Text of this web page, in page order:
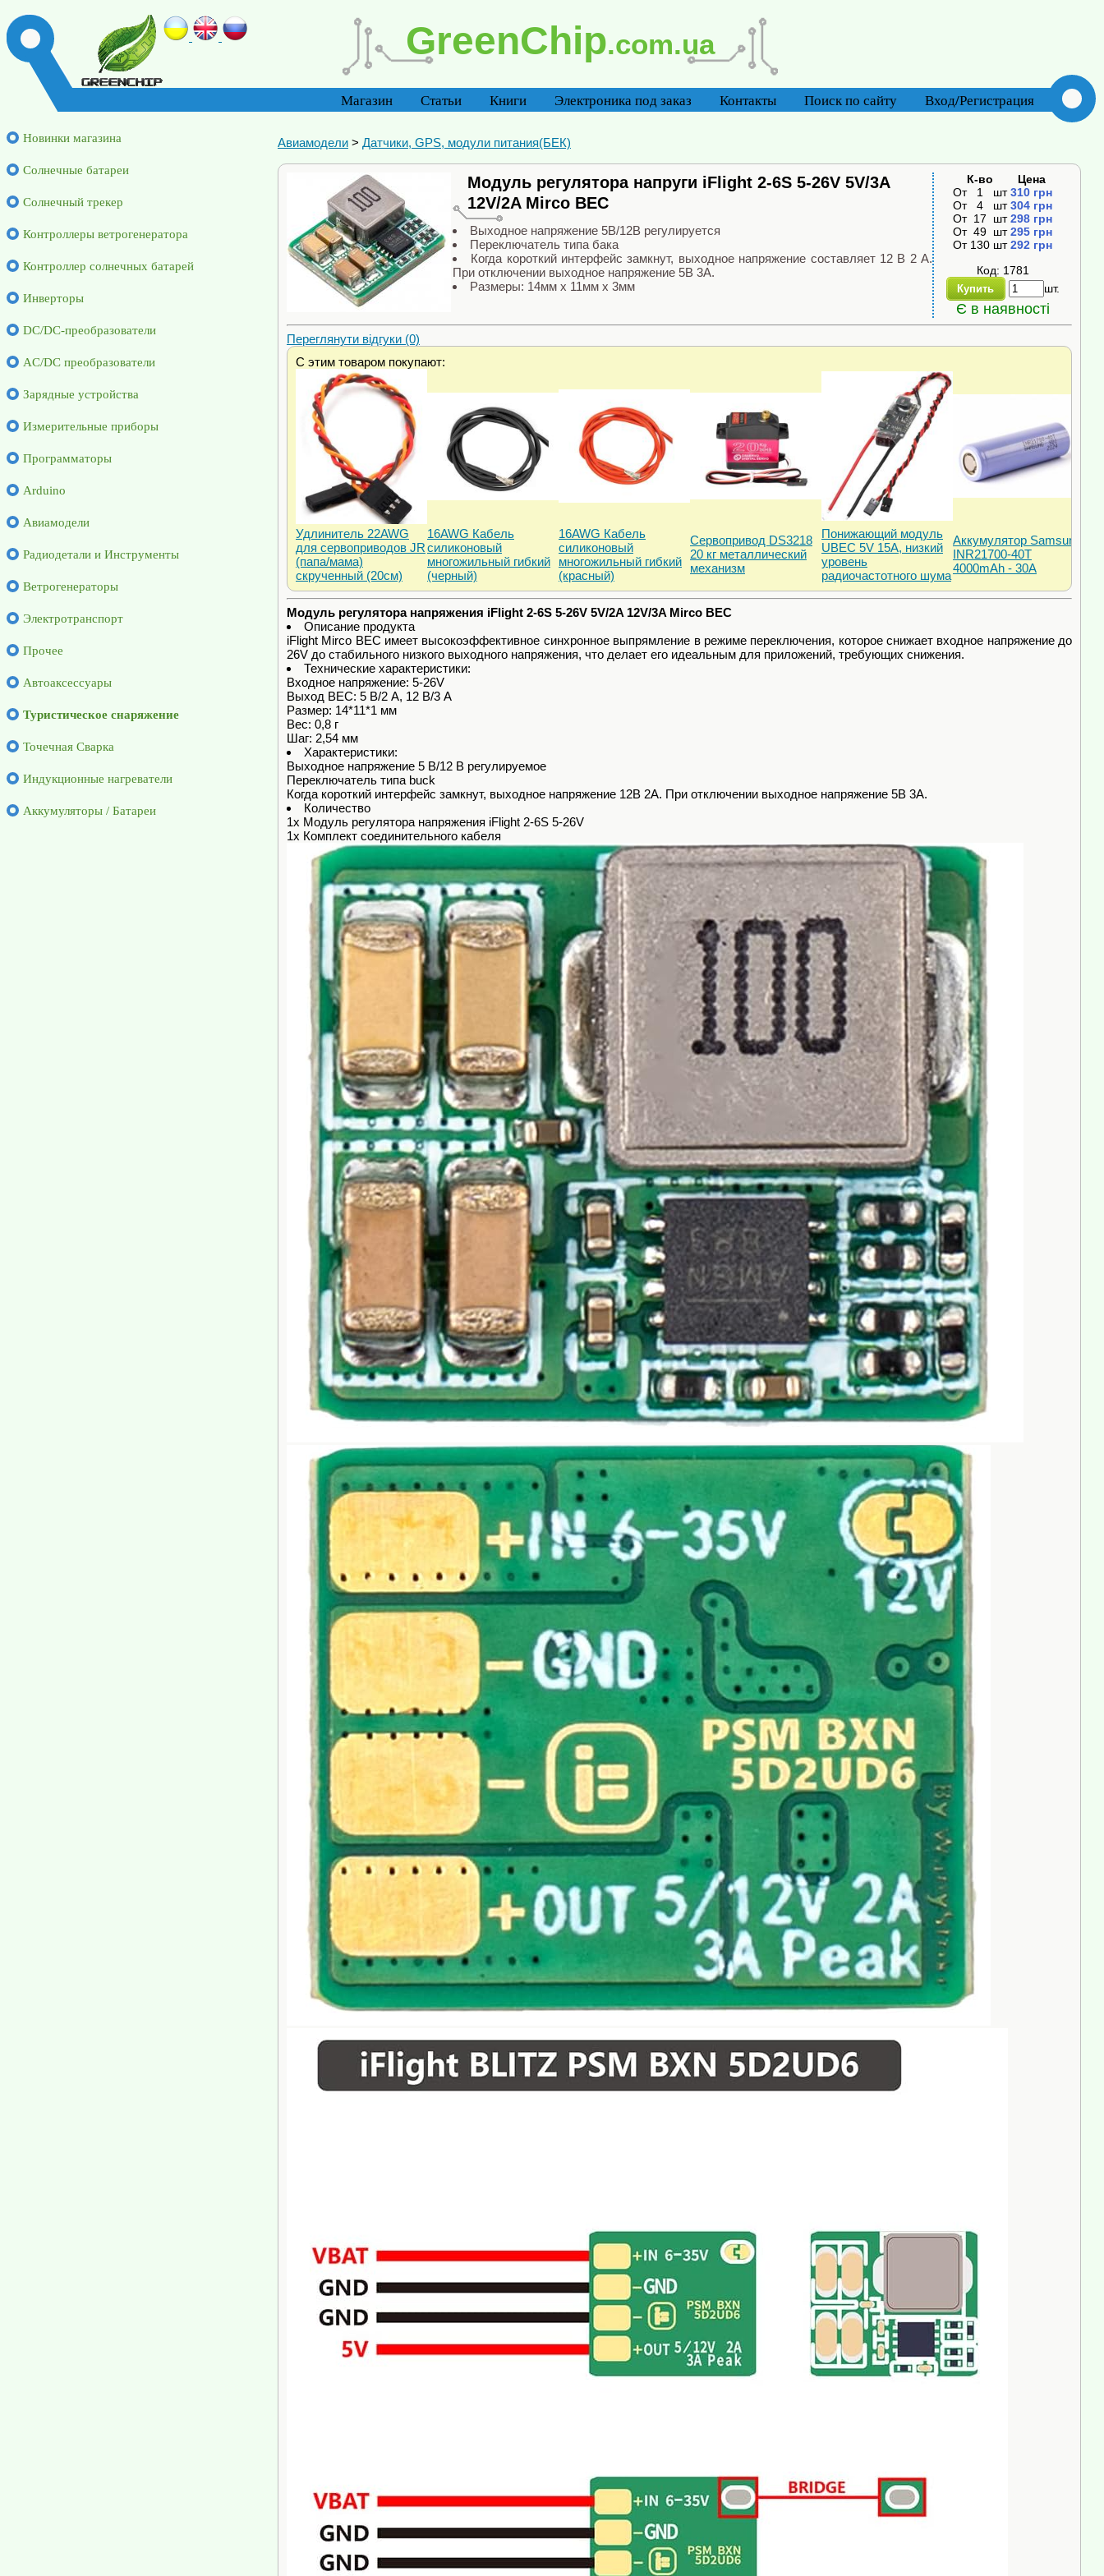
GreenChip.com.ua
Магазин Статьи Книги Электроника под заказ Контакты Поиск по сайту Вход/Регистрация
Авиамодели > Датчики, GPS, модули питания(БЕК)
Модуль регулятора напруги iFlight 2-6S 5-26V 5V/3A
12V/2A Mirco BEC
Выходное напряжение 5В/12В регулируется
Переключатель типа бака
Когда короткий интерфейс замкнут, выходное напряжение составляет 12 В 2 А.
При отключении выходное напряжение 5В 3А.
Размеры: 14мм x 11мм x 3мм
К-во
Цена
От
1 шт 310 грн
От
4 шт 304 грн
От 17 шт 298 грн
От 49 шт 295 грн
От 130 шт 292 грн
Код: 1781
Купить шт.
Є в наявності
Переглянути відгуки (0)
С этим товаром покупают:
Удлинитель 22AWG
для сервоприводов JR
(папа/мама)
скрученный (20см)
16AWG Кабель
силиконовый
многожильный гибкий
(черный)
16AWG Кабель
силиконовый
многожильный гибкий
(красный)
Сервопривод DS3218
20 кг металлический
механизм
Понижающий модуль
UBEC 5V 15A, низкий
уровень
радиочастотного шума
Аккумулятор Samsung
INR21700-40T
4000mAh - 30A
Модуль регулятора напряжения iFlight 2-6S 5-26V 5V/2A 12V/3A Mirco BEC
Описание продукта
iFlight Mirco BEC имеет высокоэффективное синхронное выпрямление в режиме переключения, которое снижает входное напряжение до
26V до стабильного низкого выходного напряжения, что делает его идеальным для приложений, требующих снижения.
Технические характеристики:
Входное напряжение: 5-26V
Выход BEC: 5 В/2 А, 12 В/3 А
Размер: 14*11*1 мм
Вес: 0,8 г
Шаг: 2,54 мм
Характеристики:
Выходное напряжение 5 В/12 В регулируемое
Переключатель типа buck
Когда короткий интерфейс замкнут, выходное напряжение 12В 2А. При отключении выходное напряжение 5В 3А.
Количество
1x Модуль регулятора напряжения iFlight 2-6S 5-26V
1x Комплект соединительного кабеля
Новинки магазина
Солнечные батареи
Солнечный трекер
Контроллеры ветрогенератора
Контроллер солнечных батарей
Инверторы
DC/DC-преобразователи
AC/DC преобразователи
Зарядные устройства
Измерительные приборы
Программаторы
Arduino
Авиамодели
Радиодетали и Инструменты
Ветрогенераторы
Электротранспорт
Прочее
Автоаксессуары
Туристическое снаряжение
Точечная Сварка
Индукционные нагреватели
Аккумуляторы / Батареи